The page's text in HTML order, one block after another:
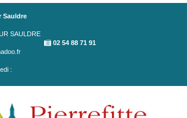
Sauldre
SAULDRE
02 54 88 71 91
: